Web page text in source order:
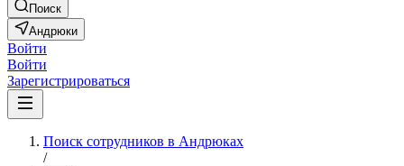
Поиск
Андрюки
Войти
Войти
Зарегистрироваться
Поиск сотрудников в Андрюках
/